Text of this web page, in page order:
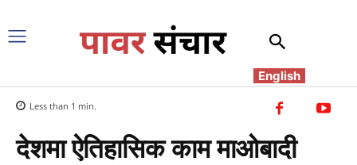
English
Less than 1 min.
देशमा ऐतिहासिक काम माओबादी